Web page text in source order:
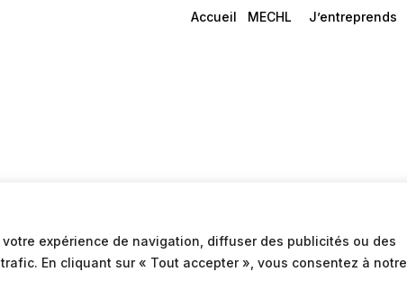
expérience de navigation, diffuser des publicités ou des
En cliquant sur « Tout accepter », vous consentez à notre
Accueil MECHL J’entreprends
Conditions d’utilisation